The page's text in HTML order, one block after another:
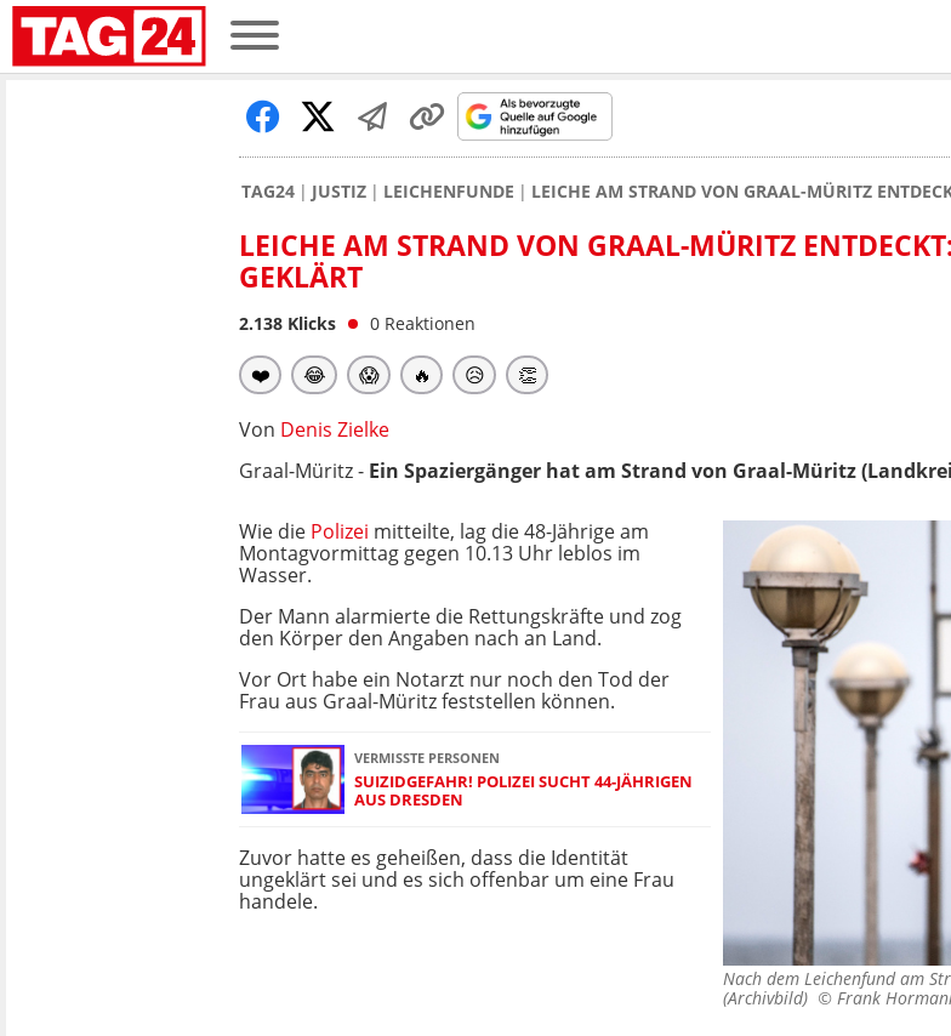
TAG24 JUSTIZ LEICHENFUNDE LEICHE AM STRAND VON GRAAL-MÜRITZ
LEICHE AM STRAND VON GRAAL-MÜRITZ
GEKLÄRT
2.138 Klicks 0 Reaktionen
❤️ 😂 😱 🔥 😥 👏
Von Denis Zielke
Graal-Müritz - Ein Spaziergänger hat am Strand von Graal-Müritz
Nach dem Leichenfund am
(Archivbild) © Frank
Wie die Polizei mitteilte, lag die 48-Jährige am
Montagvormittag gegen 10.13 Uhr leblos im
Wasser.
Der Mann alarmierte die Rettungskräfte und zog
den Körper den Angaben nach an Land.
Vor Ort habe ein Notarzt nur noch den Tod der
Frau aus Graal-Müritz feststellen können.
VERMISSTE PERSONEN
SUIZIDGEFAHR! POLIZEI SUCHT 44-JÄHRIGEN
AUS DRESDEN
Zuvor hatte es geheißen, dass die Identität
ungeklärt sei und es sich offenbar um eine Frau
handele.